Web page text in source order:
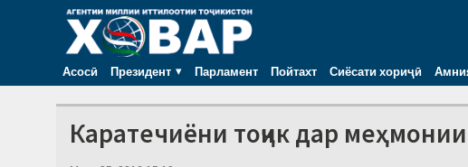
Асосӣ Президент Парламент Пойтахт Сиёсати хориҷӣ
Каратечиёни тоҷик дар